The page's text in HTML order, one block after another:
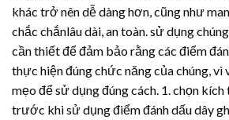
khác trở nên dễ dàng hơn, cũng như
chắc chắnlâu dài, an toàn. sử dụng
cần thiết để đảm bảo rằng các điểm
thực hiện đúng chức năng của chúng, vì
mẹo để sử dụng đúng cách. 1. chọn
trước khi sử dụng điểm đánh dấu dây